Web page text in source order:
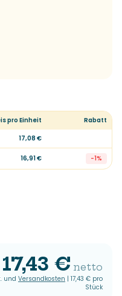
pro Einheit
Rabatt
17,08 €
16,91 € -1%
17,43 € netto
und Versandkosten | 17,43 € pro
Stück